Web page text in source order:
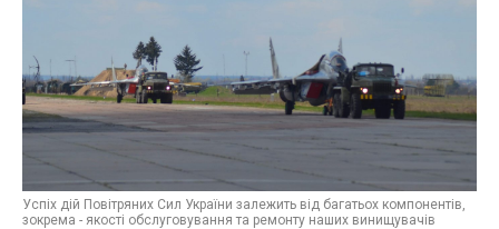
Успіх дій Повітряних Сил України залежить від багатьох компонентів,
зокрема - якості обслуговування та ремонту наших винищувачів